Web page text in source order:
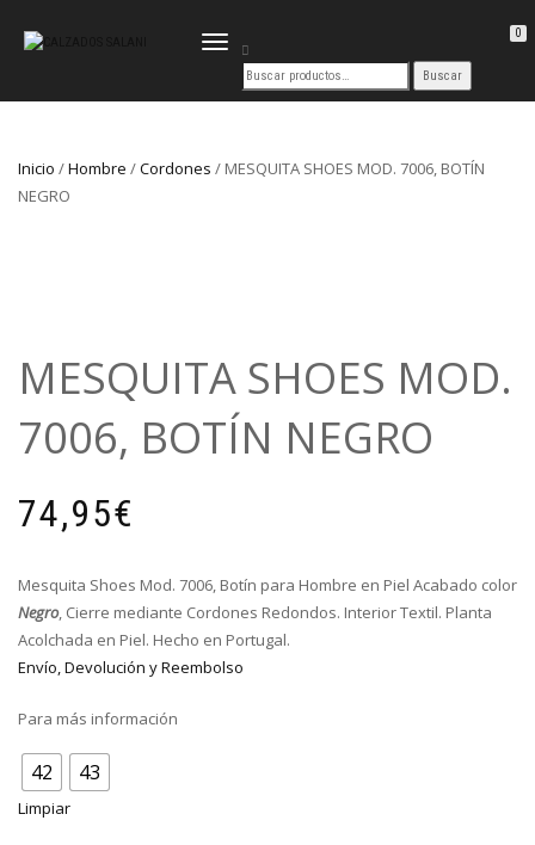
CAMBIAR
NAVEGACIÓN
0
Inicio /Hombre /Cordones / MESQUITA SHOES MOD. 7006, BOTÍN
NEGRO
MESQUITA SHOES MOD.
7006, BOTÍN NEGRO
74,95€
Mesquita Shoes Mod. 7006, Botín para Hombre en Piel Acabado color
Negro, Cierre mediante Cordones Redondos. Interior Textil. Planta
Acolchada en Piel. Hecho en Portugal.
Envío, Devolución y Reembolso
Para más información
42 43
Limpiar